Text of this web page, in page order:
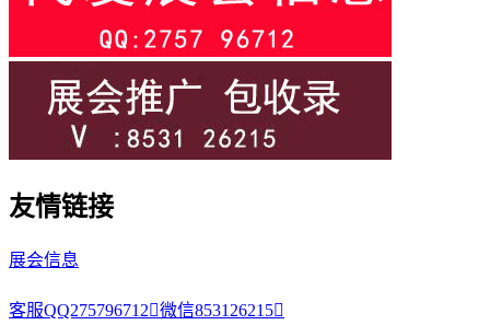
友情链接
展会信息
客服QQ275796712微信853126215